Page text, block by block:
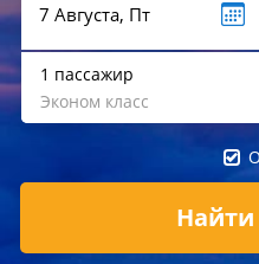
1 пассажир
Эконом класс